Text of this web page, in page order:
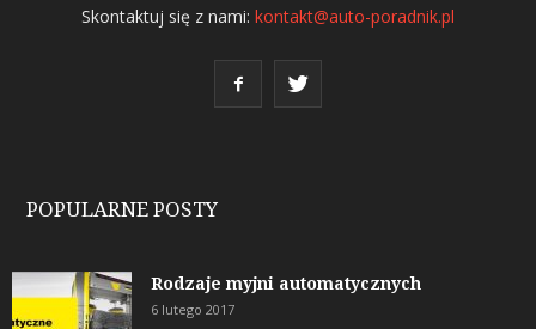
Skontaktuj się z nami: kontakt@auto-poradnik.pl
POPULARNE POSTY
Rodzaje myjni automatycznych
6 lutego 2017